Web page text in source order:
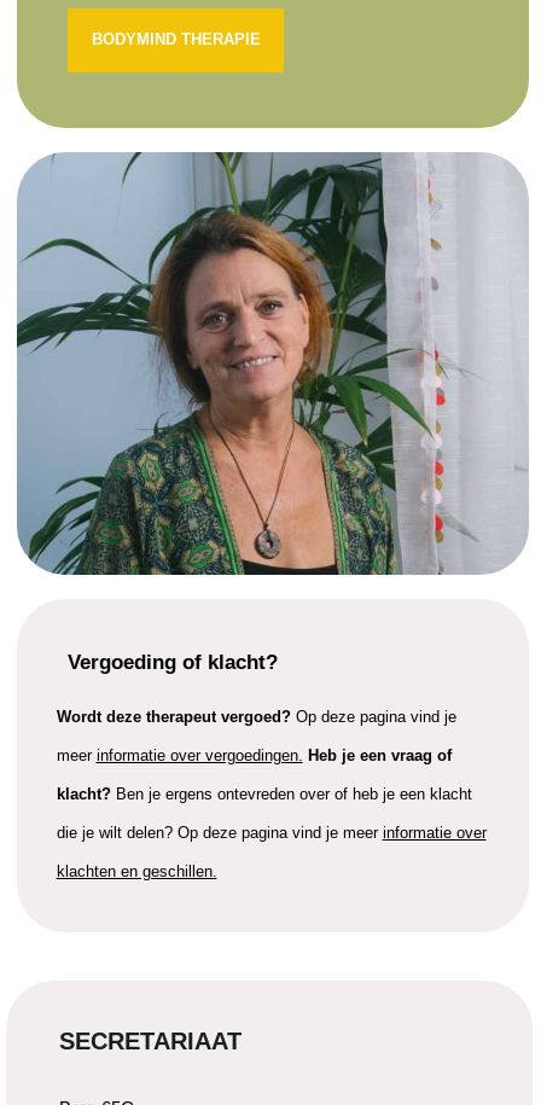
BODYMIND THERAPIE
Vergoeding of klacht?
Wordt deze therapeut vergoed?Op deze pagina vind je
meer informatie over vergoedingen. Heb je een vraag of
klacht? Ben je ergens ontevreden over of heb je een klacht
die je wilt delen? Op deze pagina vind je meer informatie over
klachten en geschillen.
SECRETARIAAT